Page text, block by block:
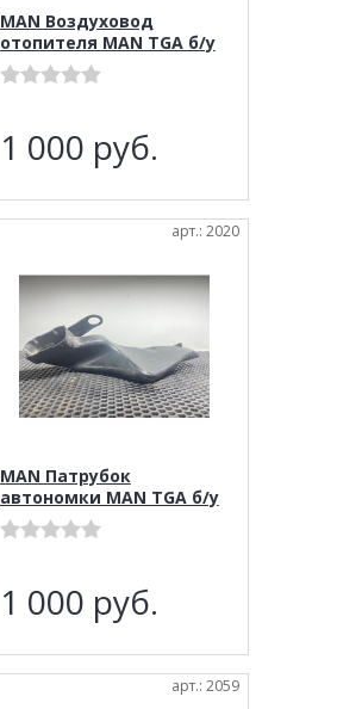
MAN Воздуховод
отопителя MAN TGA б/у
1 000 руб.
арт.: 2020
MAN Патрубок
автономки MAN TGA б/у
1 000 руб.
арт.: 2059